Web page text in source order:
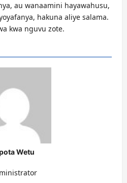
au wanaamini hayawahusu,
hakuna aliye salama.
kwa nguvu zote.
Wetu